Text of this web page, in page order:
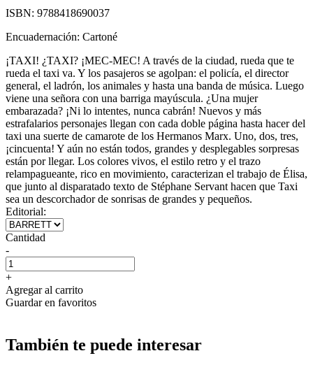
ISBN: 9788418690037
Encuadernación: Cartoné
¡TAXI! ¿TAXI? ¡MEC-MEC! A través de la ciudad, rueda que te
rueda el taxi va. Y los pasajeros se agolpan: el policía, el director
general, el ladrón, los animales y hasta una banda de música. Luego
viene una señora con una barriga mayúscula. ¿Una mujer
embarazada? ¡Ni lo intentes, nunca cabrán! Nuevos y más
estrafalarios personajes llegan con cada doble página hasta hacer del
taxi una suerte de camarote de los Hermanos Marx. Uno, dos, tres,
¡cincuenta! Y aún no están todos, grandes y desplegables sorpresas
están por llegar. Los colores vivos, el estilo retro y el trazo
relampagueante, rico en movimiento, caracterizan el trabajo de Élisa,
que junto al disparatado texto de Stéphane Servant hacen que Taxi
sea un descorchador de sonrisas de grandes y pequeños.
Editorial:
Cantidad
-
+
Agregar al carrito
Guardar en favoritos
También te puede interesar